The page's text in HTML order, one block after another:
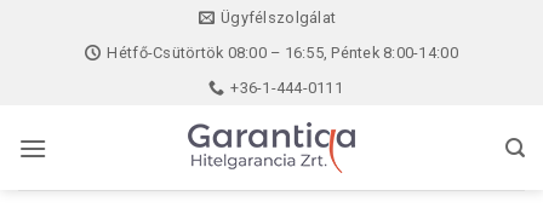
Ügyfélszolgálat
Hétfő-Csütörtök 08:00 – 16:55, Péntek 8:00-14:00
+36-1-444-0111